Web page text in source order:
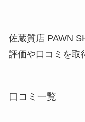
佐蔵質店 PAWN
評価や口コミを取
口コミ一覧